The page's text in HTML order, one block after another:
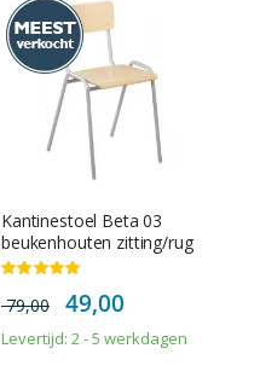
Kantinestoel Beta 03
beukenhouten zitting/rug
Waardering:
79,00
Special
Price
49,00
Levertijd: 2 - 5 werkdagen